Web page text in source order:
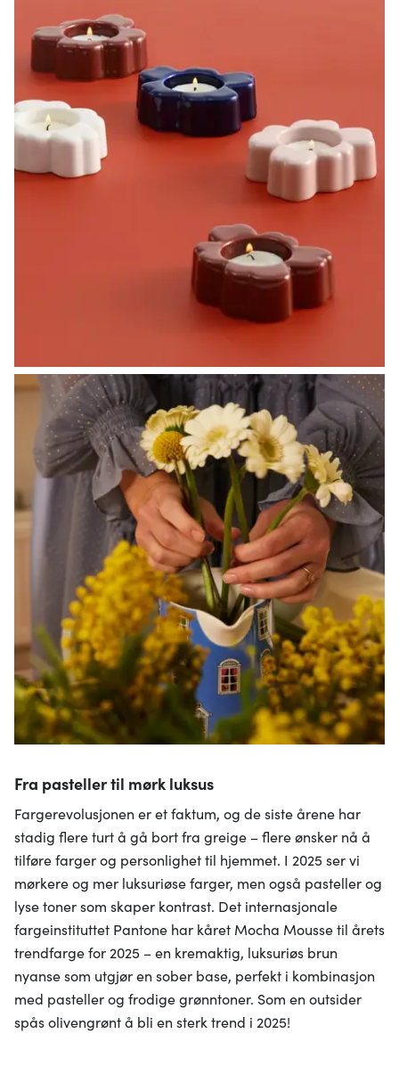
Fra pasteller til mørk luksus
Fargerevolusjonen er et faktum, og de siste årene har
stadig flere turt å gå bort fra greige – flere ønsker nå å
tilføre farger og personlighet til hjemmet. I 2025 ser vi
mørkere og mer luksuriøse farger, men også pasteller og
lyse toner som skaper kontrast. Det internasjonale
fargeinstituttet Pantone har kåret Mocha Mousse til årets
trendfarge for 2025 – en kremaktig, luksuriøs brun
nyanse som utgjør en sober base, perfekt i kombinasjon
med pasteller og frodige grønntoner. Som en outsider
spås olivengrønt å bli en sterk trend i 2025!